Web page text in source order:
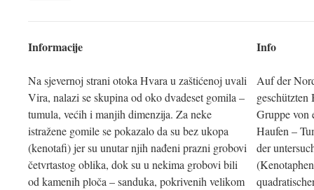
Informacije
Na sjevernoj strani otoka Hvara u zaštićenoj uvali
Vira, nalazi se skupina od oko dvadeset gomila –
tumula, većih i manjih dimenzija. Za neke
istražene gomile se pokazalo da su bez ukopa
(kenotafi) jer su unutar njih nađeni prazni grobovi
četvrtastog oblika, dok su u nekima grobovi bili
od kamenih ploča – sanduka, pokrivenih velikom
Info
Auf der
Gruppe von
Haufen –
der